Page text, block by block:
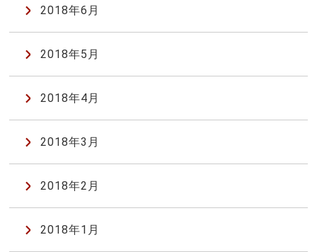
2018年6月
2018年5月
2018年4月
2018年3月
2018年2月
2018年1月